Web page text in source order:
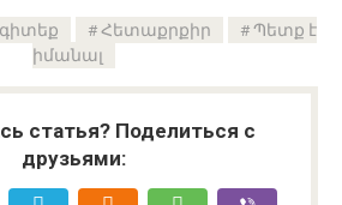
գիտեք Հետաքրքիր
Պետք է
իմանալ
статья? Поделиться с
друзьями: